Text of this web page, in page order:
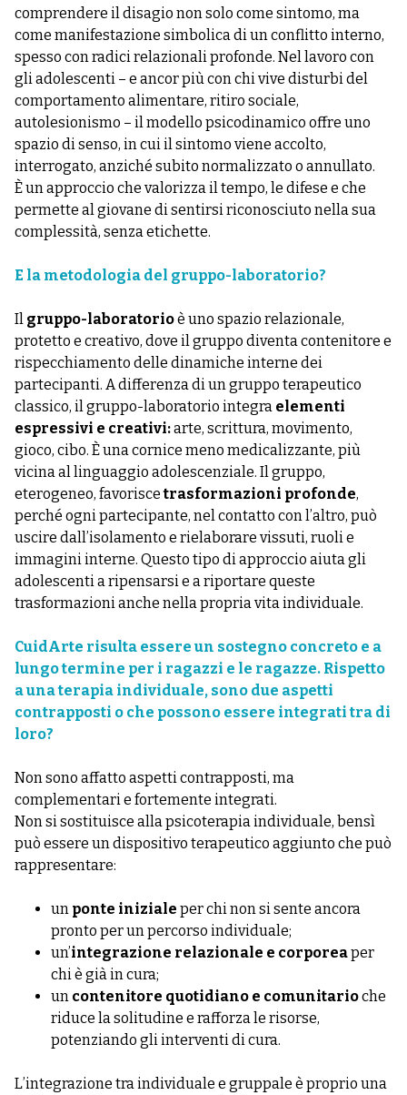
comprendere il disagio non solo come sintomo, ma
come manifestazione simbolica di un conflitto interno,
spesso con radici relazionali profonde. Nel lavoro con
gli adolescenti – e ancor più con chi vive disturbi del
comportamento alimentare, ritiro sociale,
autolesionismo – il modello psicodinamico offre uno
spazio di senso, in cui il sintomo viene accolto,
interrogato, anziché subito normalizzato o annullato.
È un approccio che valorizza il tempo, le difese e che
permette al giovane di sentirsi riconosciuto nella sua
complessità, senza etichette.
E la metodologia del gruppo-laboratorio?
Il gruppo-laboratorioè uno spazio relazionale,
protetto e creativo, dove il gruppo diventa contenitore e
rispecchiamento delle dinamiche interne dei
partecipanti. A differenza di un gruppo terapeutico
classico, il gruppo-laboratorio integra elementi
espressivi e creativi:arte, scrittura, movimento,
gioco, cibo. È una cornice meno medicalizzante, più
vicina al linguaggio adolescenziale. Il gruppo,
eterogeneo, favoriscetrasformazioni profonde,
perché ogni partecipante, nel contatto con l’altro, può
uscire dall’isolamento e rielaborare vissuti, ruoli e
immagini interne. Questo tipo di approccio aiuta gli
adolescenti a ripensarsi e a riportare queste
trasformazioni anche nella propria vita individuale.
CuidArte risulta essere un sostegno concreto e a
lungo termine per i ragazzi e le ragazze. Rispetto
a una terapia individuale, sono due aspetti
contrapposti o che possono essere integrati tra di
loro?
Non sono affatto aspetti contrapposti, ma
complementari e fortemente integrati.
Non si sostituisce alla psicoterapia individuale, bensì
può essere un dispositivo terapeutico aggiunto che può
rappresentare:
un ponte iniziale per chi non si sente ancora
pronto per un percorso individuale;
un’integrazione relazionale e corporeaper
chi è già in cura;
un contenitore quotidiano e comunitarioche
riduce la solitudine e rafforza le risorse,
potenziando gli interventi di cura.
L’integrazione tra individuale e gruppale è proprio una